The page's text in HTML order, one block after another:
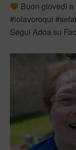
Buon giovedì a
#iolavoroqui
Segui Adoa su